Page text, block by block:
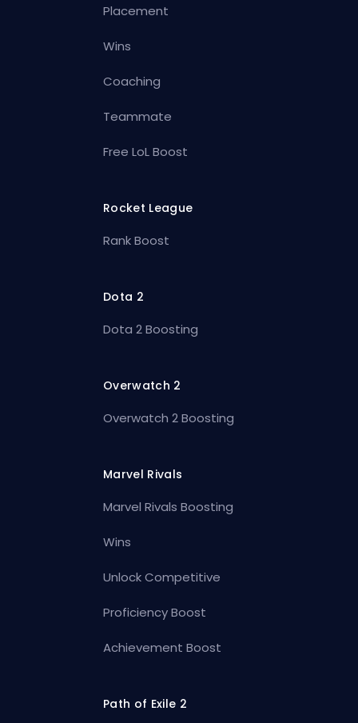
Placement
Wins
Coaching
Teammate
Free LoL Boost
Rocket League
Rank Boost
Dota 2
Dota 2 Boosting
Overwatch 2
Overwatch 2 Boosting
Marvel Rivals
Marvel Rivals Boosting
Wins
Unlock Competitive
Proficiency Boost
Achievement Boost
Path of Exile 2